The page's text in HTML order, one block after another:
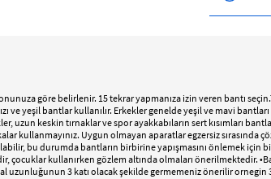
göre belirlenir. 15 tekrar yapmanıza izin veren bantı
ve yeşil bantlar kullanılır. Erkekler genelde yeşil ve mavi
uzun keskin tırnaklar ve spor ayakkabıların sert kısımları
kullanmayınız. Uygun olmayan aparatlar egzersiz sırasında
olabilir, bu durumda bantların birbirine yapışmasını önlemek
çocuklar kullanırken gözlem altında olmaları önerilmektedir.
uzunluğunun 3 katı olacak şekilde germemeniz önerilir ornegin